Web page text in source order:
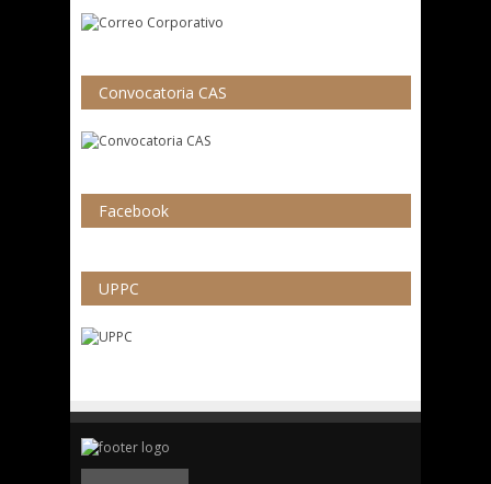
Convocatoria CAS
Facebook
UPPC